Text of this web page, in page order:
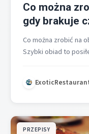
Co można
gdy brakuje
Co można zrobić na
Szybki obiad to
PRZEPISY